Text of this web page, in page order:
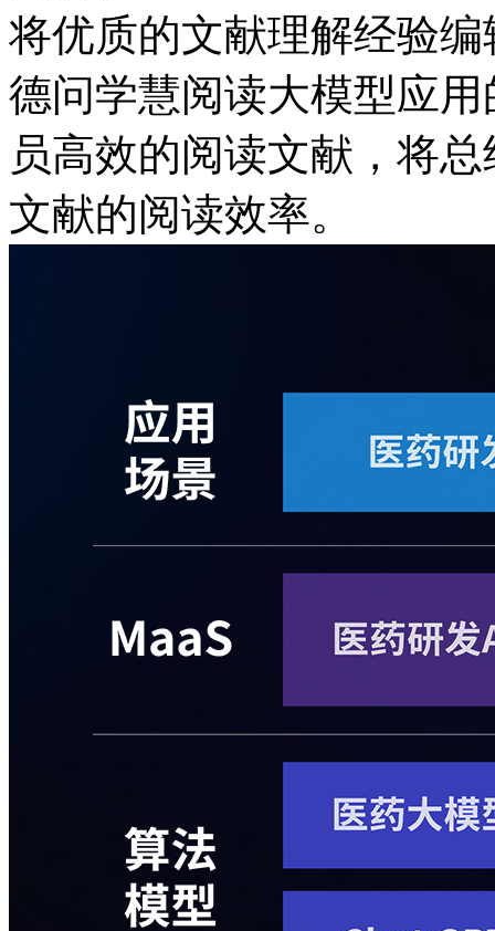
将优质的文献理解经验编
德问学慧阅读大模型应用
员高效的阅读文献，将
文献的阅读效率。